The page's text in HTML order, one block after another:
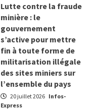
Lutte contre la fraude
minière : le
gouvernement
s’active pour mettre
fin à toute forme de
militarisation illégale
des sites miniers sur
l’ensemble du pays
20 juillet 2026 Infos-
Express